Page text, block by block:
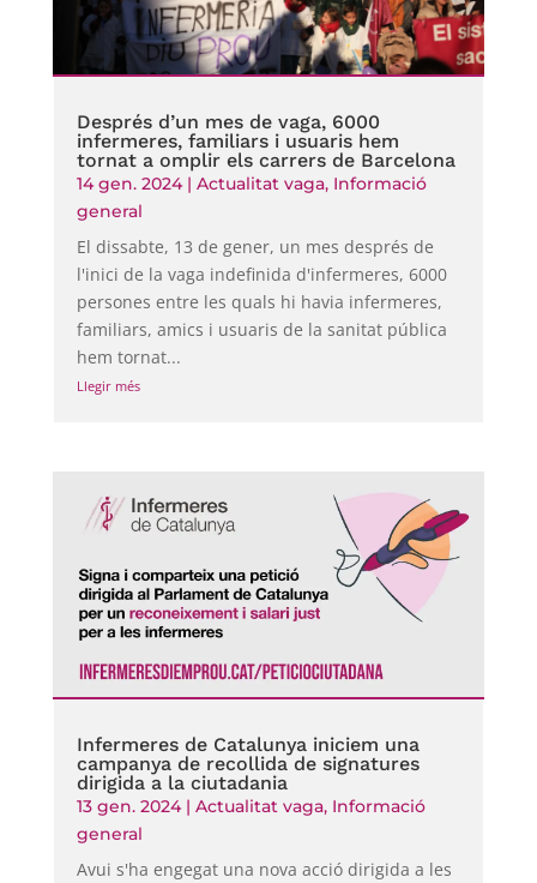
Després d’un mes de vaga, 6000
infermeres, familiars i usuaris hem
tornat a omplir els carrers de Barcelona
14 gen. 2024| Actualitat vaga, Informació
general
El dissabte, 13 de gener, un mes després de
l'inici de la vaga indefinida d'infermeres, 6000
persones entre les quals hi havia infermeres,
familiars, amics i usuaris de la sanitat pública
hem tornat...
Llegir més
Infermeres de Catalunya iniciem una
campanya de recollida de signatures
dirigida a la ciutadania
13 gen. 2024| Actualitat vaga, Informació
general
Avui s'ha engegat una nova acció dirigida a les